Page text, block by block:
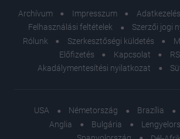
Archívum Impresszum
Felhasználási feltételek
Szerzői jogi
Rólunk
Szerkesztőségi küldetés
Előfizetés
Kapcsolat
Akadálymentesítési nyilatkozat
USA Németország Brazília
Anglia
Bulgária